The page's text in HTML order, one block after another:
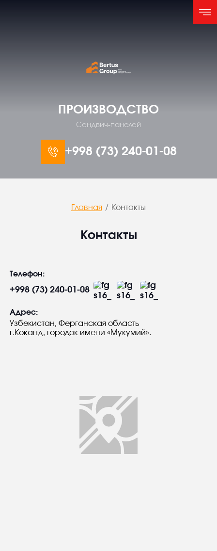
ПРОИЗВОДСТВО
Сендвич-панелей
+998 (73) 240-01-08
Главная / Контакты
Контакты
Телефон:
+998 (73) 240-01-08
Адрес:
Узбекистан, Ферганская область
г.Коканд, городок имени «Мукумий».